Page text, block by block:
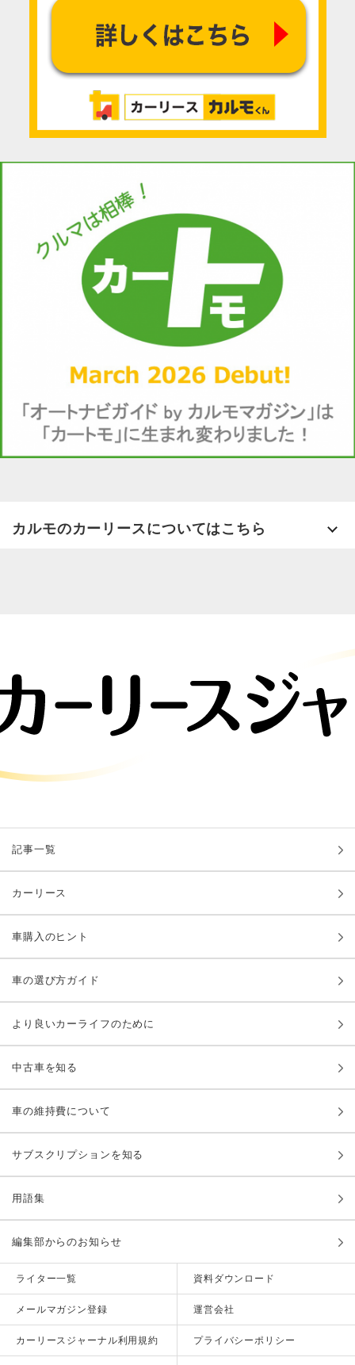
カルモのカーリースについてはこちら
記事一覧
カーリース
車購入のヒント
車の選び方ガイド
より良いカーライフのために
中古車を知る
車の維持費について
サブスクリプションを知る
用語集
編集部からのお知らせ
ライター一覧 資料ダウンロード
メールマガジン登録 運営会社
カーリースジャーナル利用規約 プライバシーポリシー